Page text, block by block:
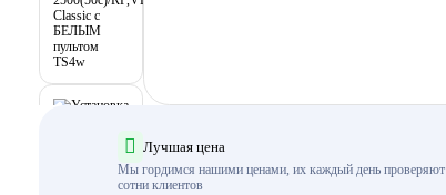
Лучшая цена
Мы гордимся нашими ценами, их каждый день проверяют
сотни клиентов